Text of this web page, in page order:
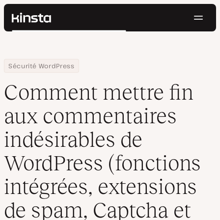
Kinsta®
Prix
Contact
Rechercher
Home
Centre de ressources
Blog
Sécurité WordPress
Comment mettre fin aux commentaires indésirables de
Comment mettre fin
aux commentaires
indésirables de
WordPress (fonctions
intégrées, extensions
de spam, Captcha et